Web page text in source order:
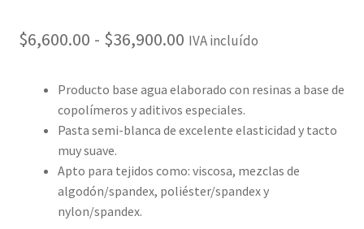
$6,600.00 - $36,900.00Rango
precios:
desde
hasta
IVA incluído
Producto base agua elaborado con resinas a base de
copolímeros y aditivos especiales.
Pasta semi-blanca de excelente elasticidad y tacto
muy suave.
Apto para tejidos como: viscosa, mezclas de
algodón/spandex, poliéster/spandex y
nylon/spandex.